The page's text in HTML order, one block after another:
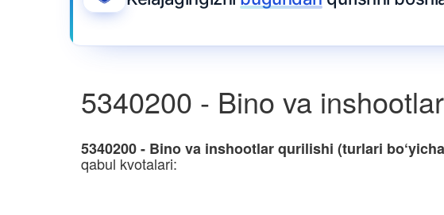
5340200 - Bino va
5340200 - Bino va inshootlar qurilishi (turlari
qabul kvotalari: